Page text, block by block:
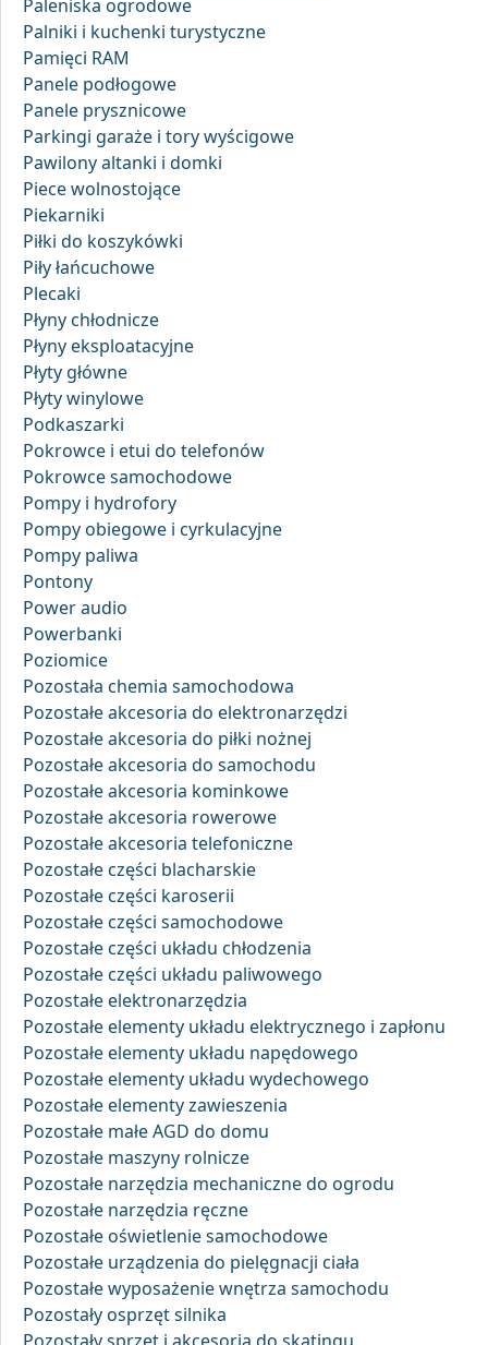
Paleniska ogrodowe
Palniki i kuchenki turystyczne
Pamięci RAM
Panele podłogowe
Panele prysznicowe
Parkingi garaże i tory wyścigowe
Pawilony altanki i domki
Piece wolnostojące
Piekarniki
Piłki do koszykówki
Piły łańcuchowe
Plecaki
Płyny chłodnicze
Płyny eksploatacyjne
Płyty główne
Płyty winylowe
Podkaszarki
Pokrowce i etui do telefonów
Pokrowce samochodowe
Pompy i hydrofory
Pompy obiegowe i cyrkulacyjne
Pompy paliwa
Pontony
Power audio
Powerbanki
Poziomice
Pozostała chemia samochodowa
Pozostałe akcesoria do elektronarzędzi
Pozostałe akcesoria do piłki nożnej
Pozostałe akcesoria do samochodu
Pozostałe akcesoria kominkowe
Pozostałe akcesoria rowerowe
Pozostałe akcesoria telefoniczne
Pozostałe części blacharskie
Pozostałe części karoserii
Pozostałe części samochodowe
Pozostałe części układu chłodzenia
Pozostałe części układu paliwowego
Pozostałe elektronarzędzia
Pozostałe elementy układu elektrycznego i zapłonu
Pozostałe elementy układu napędowego
Pozostałe elementy układu wydechowego
Pozostałe elementy zawieszenia
Pozostałe małe AGD do domu
Pozostałe maszyny rolnicze
Pozostałe narzędzia mechaniczne do ogrodu
Pozostałe narzędzia ręczne
Pozostałe oświetlenie samochodowe
Pozostałe urządzenia do pielęgnacji ciała
Pozostałe wyposażenie wnętrza samochodu
Pozostały osprzęt silnika